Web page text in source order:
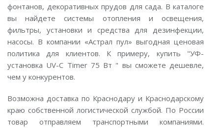
фонтанов, декоративных прудов для сада. В каталоге
вы найдете системы отопления и освещения,
фильтры, установки и средства для дезинфекции,
насосы. В компании «Астрал пул» выгодная ценовая
политика для клиентов. К примеру, купить "УФ-
установка UV-C Timer 75 Вт " вы сможете дешевле,
чем у конкурентов.
Возможна доставка по Краснодару и Краснодарскому
краю собственной логистической службой. По России
товар отправляем транспортными компаниями.